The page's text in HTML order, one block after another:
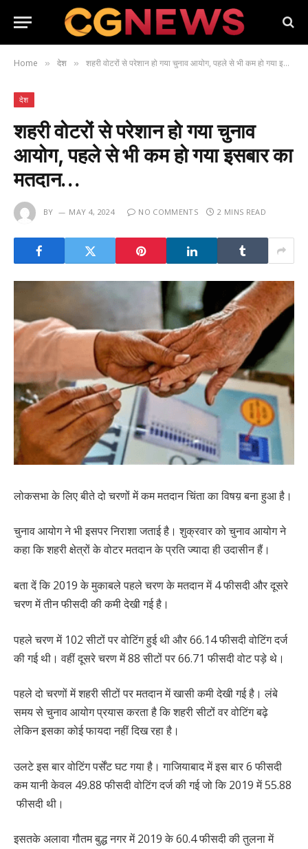
Home » देश » शहरी वोटरों से परेशान हो गया चुनाव आयोग, पहले से भी कम हो गया इसबार का मतदान…
देश
शहरी वोटरों से परेशान हो गया चुनाव
आयोग, पहले से भी कम हो गया इसबार का
मतदान…
BY MAY 4, 2024 NO COMMENTS 2 MINS READ
लोकसभा के लिए बीते दो चरणों में कम मतदान चिंता का विषय़ बना हुआ है।
चुनाव आयोग ने भी इसपर निराशा जताई है। शुक्रवार को चुनाव आयोग ने
कहा कि शहरी क्षेत्रों के वोटर मतदान के प्रति ज्यादा ही उदासीन हैं।
बता दें कि 2019 के मुकाबले पहले चरण के मतदान में 4 फीसदी और दूसरे
चरण में तीन फीसदी की कमी देखी गई है।
पहले चरण में 102 सीटों पर वोटिंग हुई थी और 66.14 फीसदी वोटिंग दर्ज
की गई थी। वहीं दूसरे चरण में 88 सीटों पर 66.71 फीसदी वोट पड़े थे।
पहले दो चरणों में शहरी सीटों पर मतदान में खासी कमी देखी गई है। लंबे
समय से चुनाव आयोग प्रयास करता है कि शहरी सीटों वर वोटिंग बढ़े
लेकिन इसका कोई फायदा नहीं दिख रहा है।
उलटे इस बार वोटिंग पर्सेंट घट गया है। गाजियाबाद में इस बार 6 फीसदी
कम यानी केवल 49.88 फीसदी वोटिंग दर्ज की गई जो कि 2019 में 55.88
फीसदी थी।
इसतके अलावा गौतम बुद्ध नगर में 2019 के 60.4 फीसदी की तुलना में